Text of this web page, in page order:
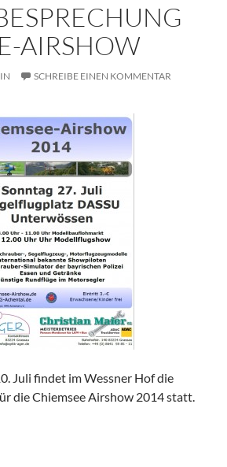
AIRSHOW
SCHREIBE EINEN KOMMENTAR
Juli findet im Wessner Hof die
die Chiemsee Airshow 2014 statt.
Airshow